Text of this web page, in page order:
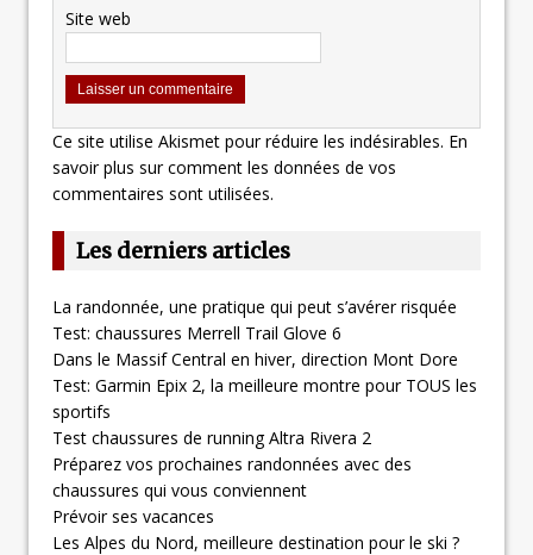
Site web
Ce site utilise Akismet pour réduire les indésirables. En
savoir plus sur comment les données de vos
commentaires sont utilisées.
Les derniers articles
La randonnée, une pratique qui peut s’avérer risquée
Test: chaussures Merrell Trail Glove 6
Dans le Massif Central en hiver, direction Mont Dore
Test: Garmin Epix 2, la meilleure montre pour TOUS les
sportifs
Test chaussures de running Altra Rivera 2
Préparez vos prochaines randonnées avec des
chaussures qui vous conviennent
Prévoir ses vacances
Les Alpes du Nord, meilleure destination pour le ski ?